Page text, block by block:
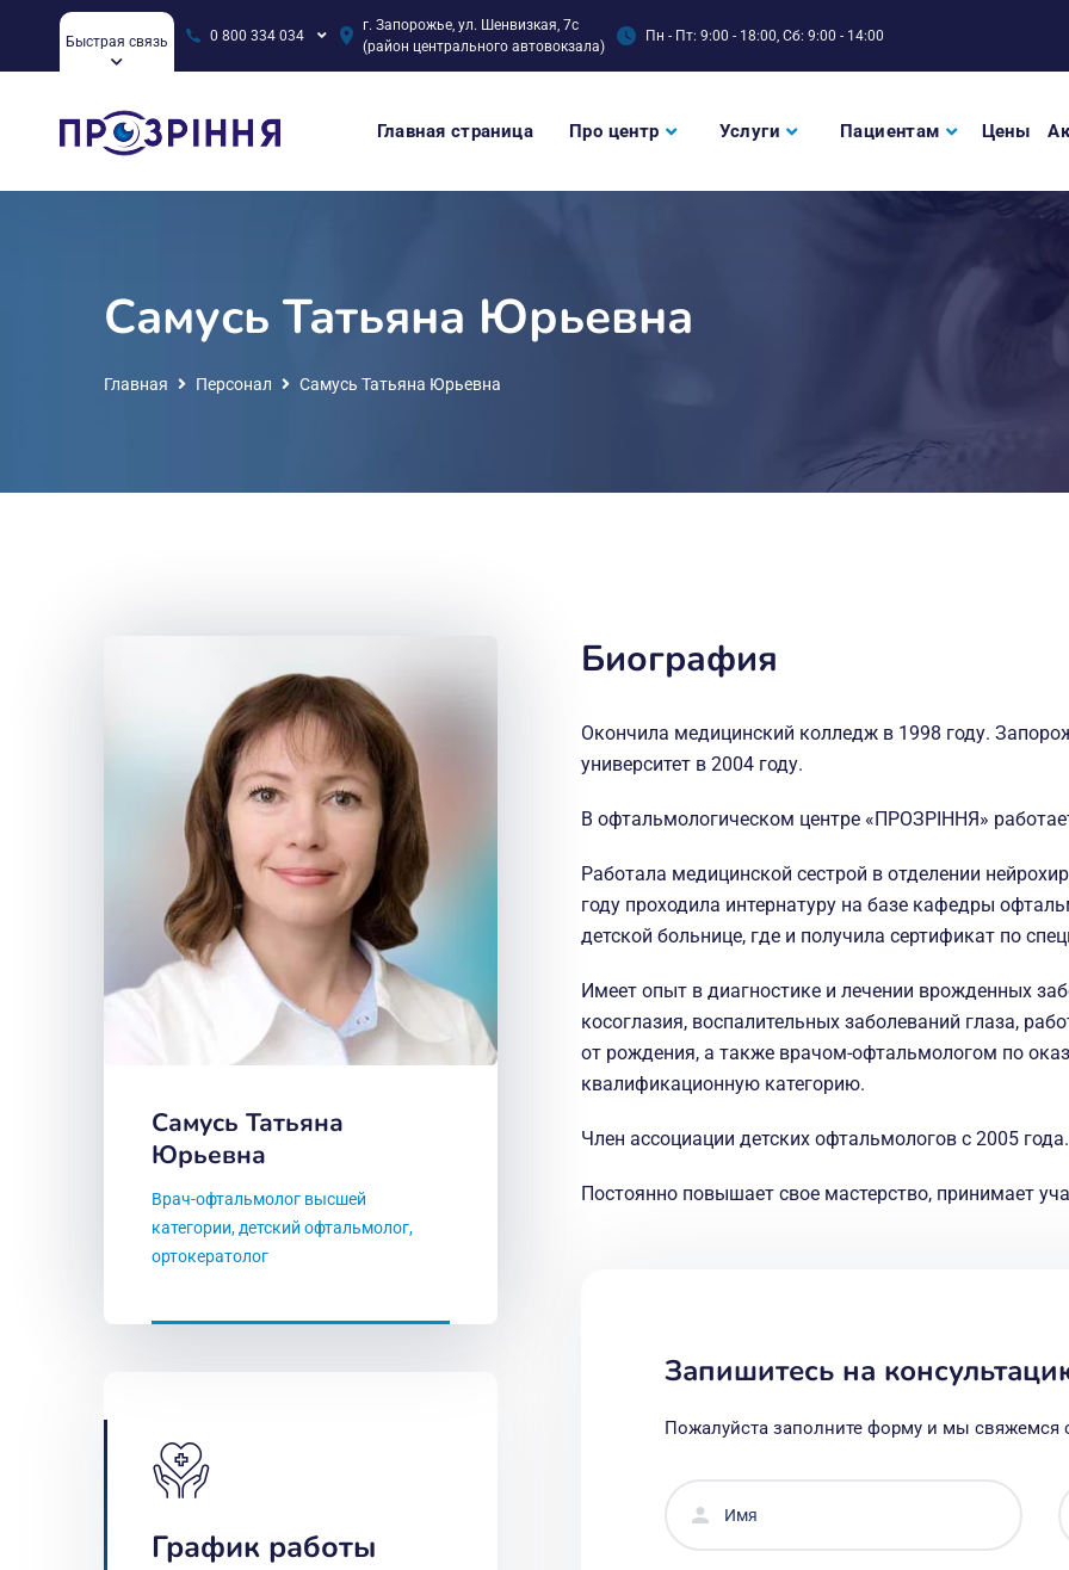
Быстрая связь 0 800 334 034
г. Запорожье, ул. Шенвизкая, 7с
(район центрального автовокзала)
Пн - Пт: 9:00 - 18:00, Сб: 9:00 - 14:00
Главная страница Про центр Услуги Пациентам Цены
Самусь Татьяна Юрьевна
Главная Персонал Самусь Татьяна Юрьевна
Самусь Татьяна
Юрьевна
Врач-офтальмолог высшей
категории, детский офтальмолог,
ортокератолог
График работы
Биография
Окончила медицинский колледж в 1998 году.
университет в 2004 году.
В офтальмологическом центре «ПРОЗРІННЯ»
Работала медицинской сестрой в отделении
году проходила интернатуру на базе кафедры
детской больнице, где и получила сертификат по
Имеет опыт в диагностике и лечении врожденных
косоглазия, воспалительных заболеваний глаза,
от рождения, а также врачом-офтальмологом по
квалификационную категорию.
Член ассоциации детских офтальмологов с 2005 года.
Постоянно повышает свое мастерство, принимает
Запишитесь на
Пожалуйста заполните форму и мы